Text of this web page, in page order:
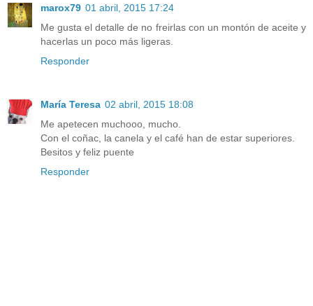
marox79 01 abril, 2015 17:24
Me gusta el detalle de no freirlas con un montón de aceite y
hacerlas un poco más ligeras.
Responder
María Teresa 02 abril, 2015 18:08
Me apetecen muchooo, mucho.
Con el coñac, la canela y el café han de estar superiores.
Besitos y feliz puente
Responder